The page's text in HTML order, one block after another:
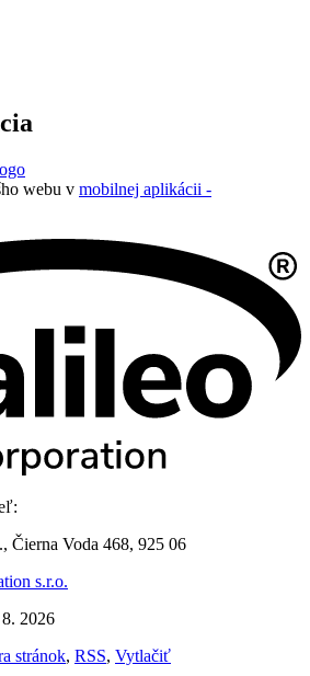
webu v mobilnej aplikácii -
Čierna Voda 468, 925 06
s.r.o.
2026
stránok, RSS, Vytlačiť